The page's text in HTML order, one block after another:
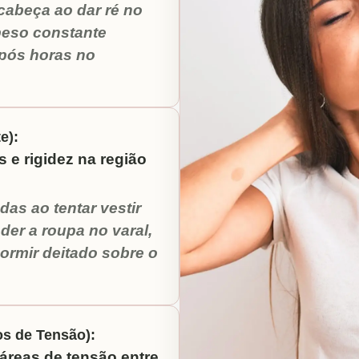
ao dar ré no
constante
horas no
e rigidez na região
ao tentar vestir
a roupa no varal,
deitado sobre o
de Tensão):